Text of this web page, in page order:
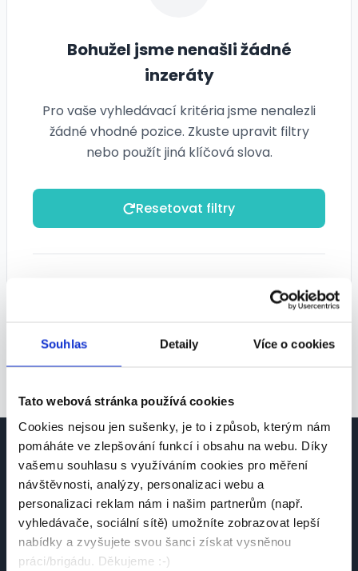
Souhlas Detaily Více o cookies
Tato webová stránka používá cookies
Cookies nejsou jen sušenky, je to i způsob, kterým nám
pomáháte ve zlepšování funkcí i obsahu na webu. Díky
vašemu souhlasu s využíváním cookies pro měření
návštěvnosti, analýzy, personalizaci webu a
personalizaci reklam nám i našim partnerům (např.
vyhledávače, sociální sítě) umožníte zobrazovat lepší
nabídky a zvyšujete svou šanci získat vysněnou
práci/brigádu. Děkujeme :-)
Bohužel jsme nenašli žádné
inzeráty
Pro vaše vyhledávací kritéria jsme nenalezli
žádné vhodné pozice. Zkuste upravit filtry
nebo použít jiná klíčová slova.
Resetovat filtry
• Rozšiřte geografické vyhledávání
Česká platforma pro hledání práce a talentů.
Spojujeme kandidáty se zaměstnavateli.